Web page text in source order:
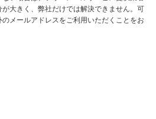
大きく、弊社だけでは解決できません。可
メールアドレスをご利用いただくことをお